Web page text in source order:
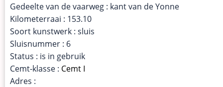
Gedeelte van de vaarweg : kant van de Yonne
Kilometerraai : 153.10
Soort kunstwerk : sluis
Sluisnummer : 6
Status : is in gebruik
Cemt-klasse : Cemt I
Adres :